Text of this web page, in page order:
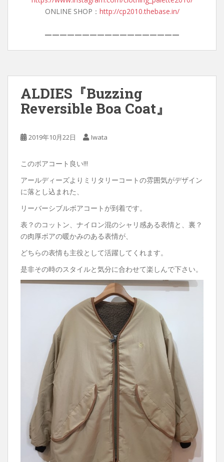
ONLINE SHOP： http://cp2010.thebase.in/
——————————————————
ALDIES『Buzzing
Reversible Boa Coat』
2019年10月22日 Iwata
このボアコート良い!!!
アールディーズよりミリタリーコートの雰囲気がデザイン
に落とし込まれた、
リーバーシブルボアコートが到着です。
表？のコットン、ナイロン混のシャリ感ある表情と、裏？
の肉厚ボアの暖かみのある表情が、
どちらの表情も主役として活躍してくれます。
是非その時のスタイルと気分に合わせて楽しんで下さい。